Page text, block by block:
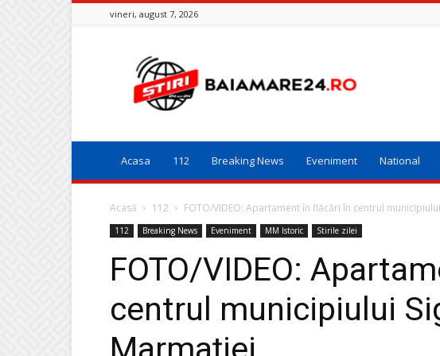
vineri, august 7, 2026
Baia
Mare
24
Acasa 112 Breaking News Eveniment National
Acasă 112 FOTO/VIDEO: Apartament în flăcări în centrul
112 Breaking News Eveniment MM Istoric Stirile zilei
FOTO/VIDEO:
centrul municipiului